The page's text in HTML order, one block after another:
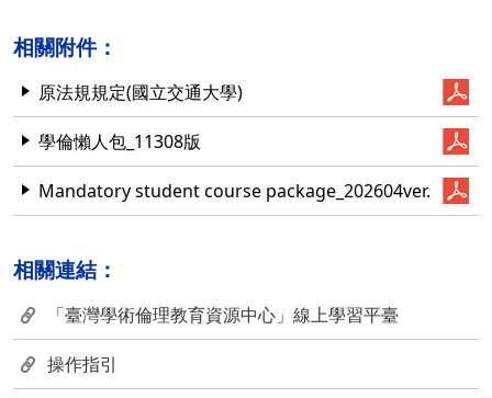
相關附件：
原法規規定(國立交通大學)
學倫懶人包_11308版
Mandatory student course package_202604ver.
相關連結：
「臺灣學術倫理教育資源中心」線上學習平臺
操作指引